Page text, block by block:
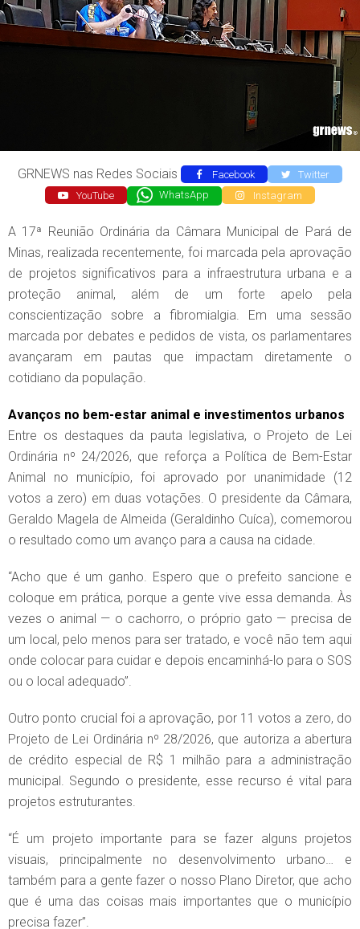
GRNEWS nas Redes Sociais Facebook
Twitter
YouTube
WhatsApp Instagram
A 17ª Reunião Ordinária da Câmara Municipal de Pará de
Minas, realizada recentemente, foi marcada pela aprovação
de projetos significativos para a infraestrutura urbana e a
proteção animal, além de um forte apelo pela
conscientização sobre a fibromialgia. Em uma sessão
marcada por debates e pedidos de vista, os parlamentares
avançaram em pautas que impactam diretamente o
cotidiano da população.
Avanços no bem-estar animal e investimentos urbanos
Entre os destaques da pauta legislativa, o Projeto de Lei
Ordinária nº 24/2026, que reforça a Política de Bem-Estar
Animal no município, foi aprovado por unanimidade (12
votos a zero) em duas votações. O presidente da Câmara,
Geraldo Magela de Almeida (Geraldinho Cuíca), comemorou
o resultado como um avanço para a causa na cidade.
“Acho que é um ganho. Espero que o prefeito sancione e
coloque em prática, porque a gente vive essa demanda. Às
vezes o animal — o cachorro, o próprio gato — precisa de
um local, pelo menos para ser tratado, e você não tem aqui
onde colocar para cuidar e depois encaminhá-lo para o SOS
ou o local adequado”.
Outro ponto crucial foi a aprovação, por 11 votos a zero, do
Projeto de Lei Ordinária nº 28/2026, que autoriza a abertura
de crédito especial de R$ 1 milhão para a administração
municipal. Segundo o presidente, esse recurso é vital para
projetos estruturantes.
“É um projeto importante para se fazer alguns projetos
visuais, principalmente no desenvolvimento urbano… e
também para a gente fazer o nosso Plano Diretor, que acho
que é uma das coisas mais importantes que o município
precisa fazer”.